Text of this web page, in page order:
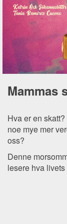
Mammas
Hva er en
noe mye mer
oss?
Denne
lesere hva